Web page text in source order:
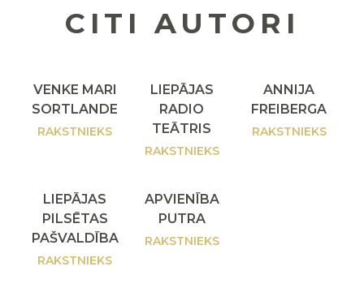
CITI AUTORI
VENKE MARI
SORTLANDE
RAKSTNIEKS
LIEPĀJAS
RADIO
TEĀTRIS
RAKSTNIEKS
ANNIJA
FREIBERGA
RAKSTNIEKS
LIEPĀJAS
PILSĒTAS
PAŠVALDĪBA
RAKSTNIEKS
APVIENĪBA
PUTRA
RAKSTNIEKS